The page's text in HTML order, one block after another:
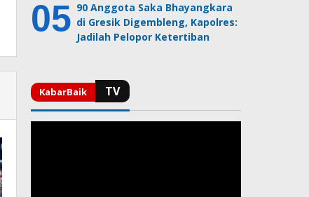
90 Anggota Saka Bhayangkara
di Gresik Digembleng, Kapolres:
Jadilah Pelopor Ketertiban